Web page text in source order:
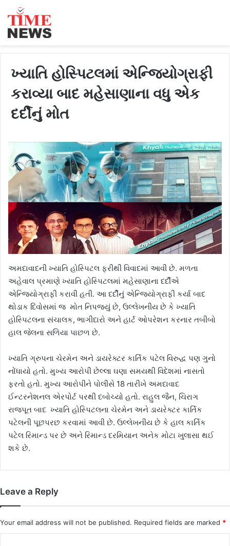
ખ્યાતિ હોસ્પિટલમાં એન્જિયોગ્રાફી
કરાવ્યા બાદ મહેસાણાના વધુ એક
દર્દીનું મોત
અમદાવાદની ખ્યાતિ હોસ્પિટલ ફરીથી વિવાદમાં આવી છે. મળતા
અહેવાલ પ્રમાણે ખ્યાતિ હોસ્પિટલમાં મહેસાણાના દર્દીએ
એન્જિયોગ્રાફી કરાવી હતી. આ દર્દીનું એન્જિયોગ્રાફી કર્યા બાદ
થોડાક દિવોસમાં જ મોત નિપજ્યું છે, ઉલ્લેખનીય છે કે ખ્યાતિ
હોસ્પિટલના સંચાલક, ભાગીદારો અને હાર્ટ ઓપરેશન કરનાર તબીબો
હાલ જેલના સળિયા પાછળ છે.
ખ્યાતિ ગ્રુપના ચેરમેન અને ડાયરેક્ટર કાર્તિક પટેલ વિરુદ્ધ પણ ગુનો
નોંધાયો હતો. મુખ્ય આરોપી છેલ્લા ઘણા સમયથી વિદેશમાં નાસતો
ફરતો હતો. મુખ્ય આરોપીને પોલીસે 18 તારીખે અમદાવાદ
ઈન્ટરનેશનલ એરપોર્ટ પરથી દબોચ્યો હતો. રાહુલ જૈન, ચિરાગ
રાજપૂત બાદ ખ્યાતિ હોસ્પિટલના ચેરમેન અને ડાયરેક્ટર કાર્તિક
પટેલની પૂછપરછ કરવામાં આવી છે. ઉલ્લેખનીય છે કે હાલ કાર્તિક
પટેલ રિમાન્ડ પર છે અને રિમાન્ડ દરમિયાન અનેક મોટા ખુલાસા થઈ
શકે છે.
Leave a Reply
Your email address will not be published. Required fields are marked *